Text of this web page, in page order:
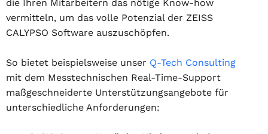
die Ihren Mitarbeitern das nötige Know-how
vermitteln, um das volle Potenzial der ZEISS
CALYPSO Software auszuschöpfen.
So bietet beispielsweise unser Q-Tech Consulting
mit dem Messtechnischen Real-Time-Support
maßgeschneiderte Unterstützungsangebote für
unterschiedliche Anforderungen: